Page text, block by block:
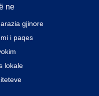
ne
gjinore
i paqes
lokale